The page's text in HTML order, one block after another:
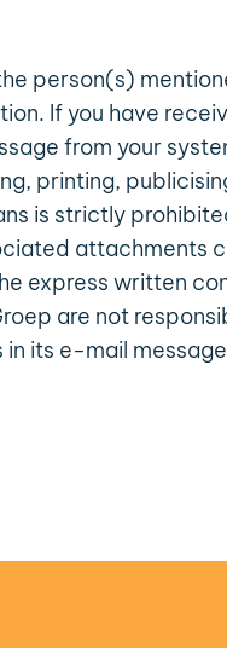
person(s)
If you have
from your
printing,
is strictly
attachments
express written
are not
its e-mail